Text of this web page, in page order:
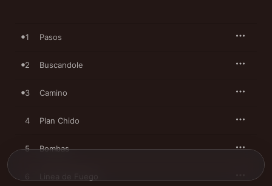
1 Pasos
2 Buscandole
3 Camino
4 Plan Chido
5 Bombas
Linea de Fuego